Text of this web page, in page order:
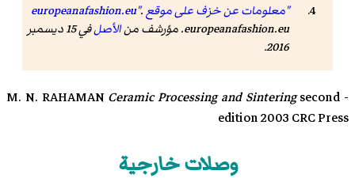
"معلومات عن خزف على موقع europeanafashion.eu" .
europeanafashion.eu. مؤرشف من
الأصل
في 15 ديسمبر
2016.
- M. N. RAHAMAN
Ceramic Processing and Sinteringsecond
edition 2003 CRC Press
وصلات خارجية